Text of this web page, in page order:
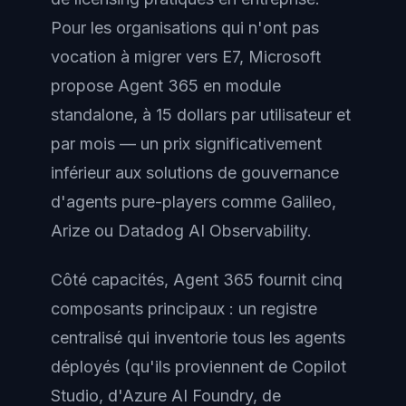
Pour les organisations qui n'ont pas
vocation à migrer vers E7, Microsoft
propose Agent 365 en module
standalone, à 15 dollars par utilisateur et
par mois — un prix significativement
inférieur aux solutions de gouvernance
d'agents pure-players comme Galileo,
Arize ou Datadog AI Observability.
Côté capacités, Agent 365 fournit cinq
composants principaux : un registre
centralisé qui inventorie tous les agents
déployés (qu'ils proviennent de Copilot
Studio, d'Azure AI Foundry, de